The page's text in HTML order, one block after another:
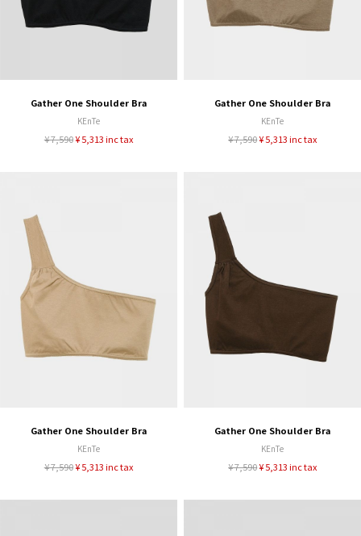
Gather One Shoulder Bra
KEnTe
¥ 7,590¥ 5,313 inc tax
Gather One Shoulder Bra
KEnTe
¥ 7,590¥ 5,313 inc tax
Gather One Shoulder Bra
KEnTe
¥ 7,590¥ 5,313 inc tax
Gather One Shoulder Bra
KEnTe
¥ 7,590¥ 5,313 inc tax